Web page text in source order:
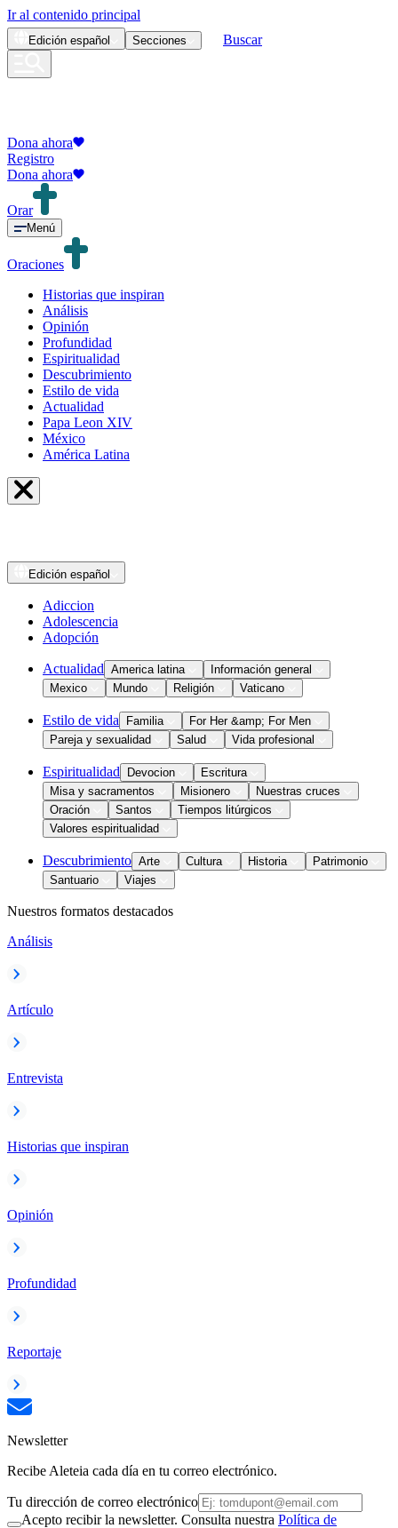
Ir al contenido principal
Edición español Secciones Buscar
Dona ahora
Registro
Dona ahora
Orar
Menú
Oraciones
Historias que inspiran
Análisis
Opinión
Profundidad
Espiritualidad
Descubrimiento
Estilo de vida
Actualidad
Papa Leon XIV
México
América Latina
Edición español
Adiccion
Adolescencia
Adopción
Actualidad America latina
Información general
Mexico
Mundo Religión Vaticano
Estilo de vida Familia
For Her &amp; For Men
Pareja y sexualidad
Salud Vida profesional
Espiritualidad Devocion
Escritura
Misa y sacramentos
Misionero
Nuestras cruces
Oración
Santos
Tiempos litúrgicos
Valores espiritualidad
Descubrimiento Arte Cultura Historia
Patrimonio
Santuario
Viajes
Nuestros formatos destacados
Análisis
Artículo
Entrevista
Historias que inspiran
Opinión
Profundidad
Reportaje
Newsletter
Recibe Aleteia cada día en tu correo electrónico.
Tu dirección de correo electrónico
Acepto recibir la newsletter. Consulta nuestra Política de